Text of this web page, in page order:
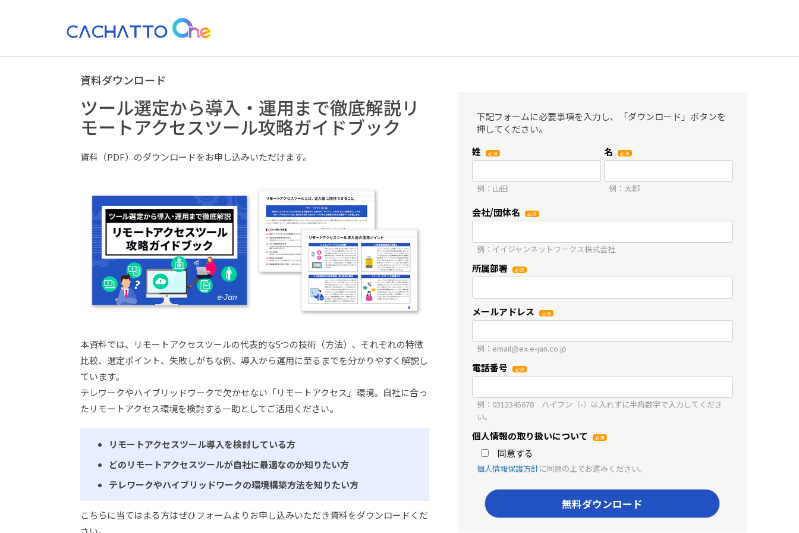
資料ダウンロード
ツール選定から導入・運用まで徹底解説リ
モートアクセスツール攻略ガイドブック
資料（PDF）のダウンロードをお申し込みいただけます。
本資料では、リモートアクセスツールの代表的な5つの技術（方法）、それぞれの特徴
比較、選定ポイント、失敗しがちな例、導入から運用に至るまでを分かりやすく解説し
ています。
テレワークやハイブリッドワークで欠かせない「リモートアクセス」環境。自社に合っ
たリモートアクセス環境を検討する一助としてご活用ください。
リモートアクセスツール導入を検討している方
どのリモートアクセスツールが自社に最適なのか知りたい方
テレワークやハイブリッドワークの環境構築方法を知りたい方
こちらに当てはまる方はぜひフォームよりお申し込みいただき資料をダウンロードくだ
下記フォームに必要事項を入力し、「ダウンロード」ボタンを
押してください。
姓
例：山田
名
例：太郎
会社/団体名
例：イイジャンネットワークス株式会社
所属部署
メールアドレス
例：email@ex.e-jan.co.jp
電話番号
例：0312345678 ハイフン（-）は入れずに半角数字で入力してくださ
い。
個人情報の取り扱いについて
同意する
個人情報保護方針に同意の上でお進みください。